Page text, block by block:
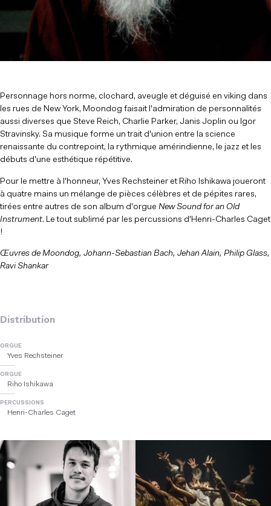
Personnage hors norme, clochard, aveugle et déguisé en viking dans
les rues de New York, Moondog faisait l'admiration de personnalités
aussi diverses que Steve Reich, Charlie Parker, Janis Joplin ou Igor
Stravinsky. Sa musique forme un trait d'union entre la science
renaissante du contrepoint, la rythmique amérindienne, le jazz et les
débuts d'une esthétique répétitive.
Pour le mettre à l'honneur, Yves Rechsteiner et Riho Ishikawa joueront
à quatre mains un mélange de pièces célèbres et de pépites rares,
tirées entre autres de son album d'orgue New Sound for an Old
Instrument. Le tout sublimé par les percussions d'Henri-Charles Caget
!
Œuvres de Moondog, Johann-Sebastian Bach, Jehan Alain, Philip Glass,
Ravi Shankar
Distribution
ORGUE
Yves Rechsteiner
ORGUE
Riho Ishikawa
PERCUSSIONS
Henri-Charles Caget